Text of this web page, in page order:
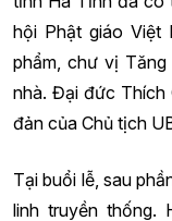
hội Phật giáo Việt
phẩm, chư vị
nhà. Đại đức Thích
đản của Chủ tịch
Tại buổi lễ, sau
linh truyền thống.